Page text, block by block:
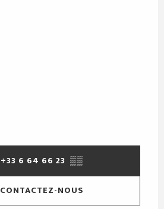
+33 6 64 66 23 ▒▒
CONTACTEZ-NOUS